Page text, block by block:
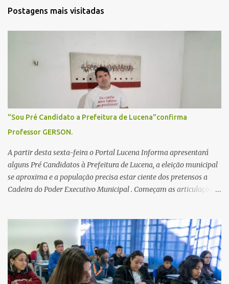
r
Postagens mais visitadas
"Sou Pré Candidato a Prefeitura de Lucena"confirma
Professor GERSON.
A partir desta sexta-feira o Portal Lucena Informa apresentará
alguns Pré Candidatos à Prefeitura de Lucena, a eleição municipal
se aproxima e a população precisa estar ciente dos pretensos a
Cadeira do Poder Executivo Municipal . Começam as articulações e
Bandeira Valcinete Araújo e Professor Gerson Andrade há
possibilidade de mais nomes aparecer , ficaremos no aguardo para
trazer mais informações. A primeira entrevista foi com o
inimaginável Gerson Andrade ,Professor da Rede Municipal
(efetivo), supervisor, Formado em Pedagogia e Biomedicina pela